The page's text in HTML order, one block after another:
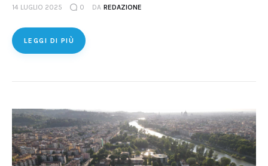
14 LUGLIO 2025 0 DA REDAZIONE
LEGGI DI PIÙ